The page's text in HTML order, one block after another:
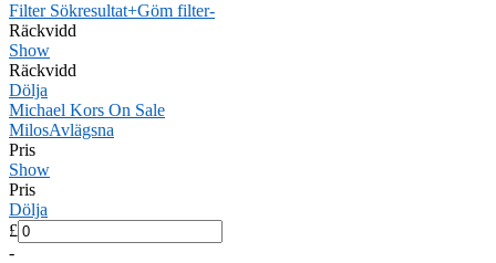
Filter Sökresultat+Göm filter-
Räckvidd
Show
Räckvidd
Dölja
Michael Kors On Sale
MilosAvlägsna
Pris
Show
Pris
Dölja
£
-